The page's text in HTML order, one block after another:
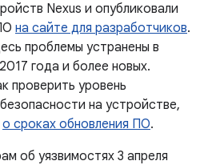
Nexus и опубликовали
на сайте для разработчиков.
проблемы устранены в
года и более новых.
проверить уровень
на устройстве,
о сроках обновления ПО.
об уязвимостях 3 апреля